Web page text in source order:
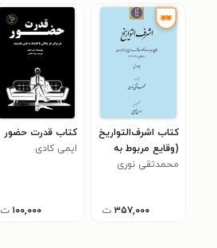
کتاب اشرف‌التواریخ
(وقایع مربوط به
دوره حکومت محمد
محمدتقی نوری
۳۵۷,۰۰۰ ت
کتاب قدرت حضور
ایمی کادی
۱۰۰,۰۰۰ ت